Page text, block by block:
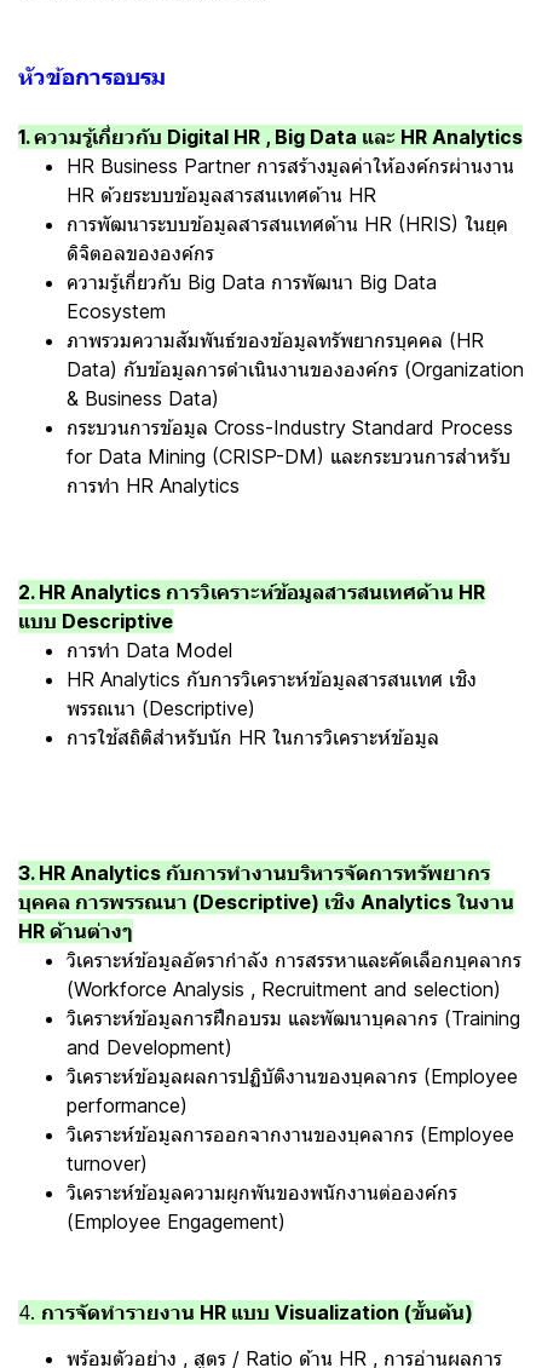
หัวข้อการอบรม
1. ความรู้เกี่ยวกับ Digital HR , Big Data และ HR Analytics
HR Business Partner การสร้างมูลค่าให้องค์กรผ่านงาน
HR ด้วยระบบข้อมูลสารสนเทศด้าน HR
การพัฒนาระบบข้อมูลสารสนเทศด้าน HR (HRIS) ในยุค
ดิจิตอลขององค์กร
ความรู้เกี่ยวกับ Big Data การพัฒนา Big Data
Ecosystem
ภาพรวมความสัมพันธ์ของข้อมูลทรัพยากรบุคคล (HR
Data) กับข้อมูลการดำเนินงานขององค์กร (Organization
& Business Data)
กระบวนการข้อมูล Cross-Industry Standard Process
for Data Mining (CRISP-DM) และกระบวนการสำหรับ
การทำ HR Analytics
2. HR Analytics การวิเคราะห์ข้อมูลสารสนเทศด้าน HR
แบบ Descriptive
การทำ Data Model
HR Analytics กับการวิเคราะห์ข้อมูลสารสนเทศ เชิง
พรรณนา (Descriptive)
การใช้สถิติสำหรับนัก HR ในการวิเคราะห์ข้อมูล
3. HR Analytics กับการทำงานบริหารจัดการทรัพยากร
บุคคล การพรรณนา (Descriptive) เชิง Analytics ในงาน
HR ด้านต่างๆ
วิเคราะห์ข้อมูลอัตรากำลัง การสรรหาและคัดเลือกบุคลากร
(Workforce Analysis , Recruitment and selection)
วิเคราะห์ข้อมูลการฝึกอบรม และพัฒนาบุคลากร (Training
and Development)
วิเคราะห์ข้อมูลผลการปฏิบัติงานของบุคลากร (Employee
performance)
วิเคราะห์ข้อมูลการออกจากงานของบุคลากร (Employee
turnover)
วิเคราะห์ข้อมูลความผูกพันของพนักงานต่อองค์กร
(Employee Engagement)
4. การจัดทำรายงาน HR แบบ Visualization (ขั้นต้น)
พร้อมตัวอย่าง , สูตร / Ratio ด้าน HR , การอ่านผลการ